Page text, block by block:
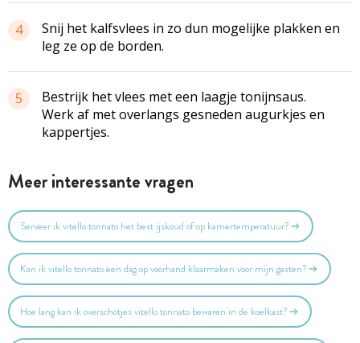
4
Snij het kalfsvlees in zo dun mogelijke plakken en
leg ze op de borden.
5
Bestrijk het vlees met een laagje tonijnsaus.
Werk af met overlangs gesneden augurkjes en
kappertjes.
Meer interessante vragen
Serveer ik vitello tonnato het best ijskoud of op kamertemperatuur?
Kan ik vitello tonnato een dag op voorhand klaarmaken voor mijn gasten?
Hoe lang kan ik overschotjes vitello tonnato bewaren in de koelkast?